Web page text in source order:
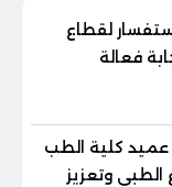
لقطاع
فعالة
كلية الطب
وتعزيز